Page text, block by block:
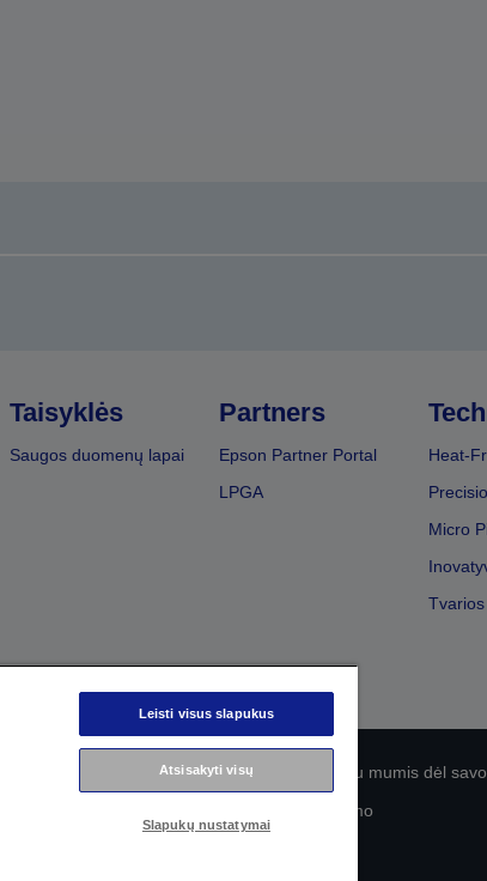
Taisyklės
Saugos duomenų lapai
Partners
Epson Partner Portal
LPGA
Heat-
Micro
EU Data Act Compliance Susisiekite su mumis dėl
„Epson“ įsipareigojimas dėl prieinamumo
Leisti visus slapukus
Atsisakyti visų
Slapukų nustatymai